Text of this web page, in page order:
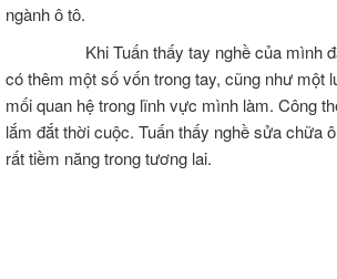
ngành ô tô.
Khi Tuấn thấy tay nghề của mình đã
có thêm một số vốn trong tay, cũng như một
mối quan hệ trong lĩnh vực mình làm. Công
lắm đắt thời cuộc. Tuấn thấy nghề sửa chữa
rất tiềm năng trong tương lai.